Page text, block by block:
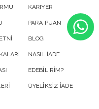
KARIYER
PARA PUAN
BLOG
NASIL İADE
EDEBİLİRİM?
ÜYELİKSİZ İADE